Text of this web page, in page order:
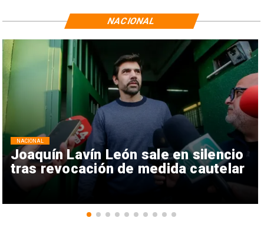
Joaquín Lavín León sale en silencio
tras revocación de medida cautelar
NACIONAL
NACIONAL